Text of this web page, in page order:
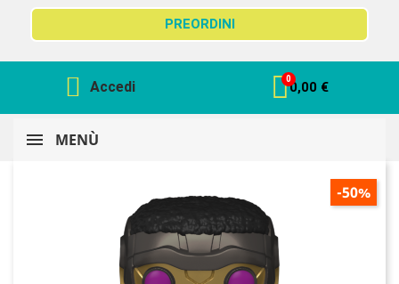
PREORDINI
Accedi 0,00 €
MENÙ
-50%